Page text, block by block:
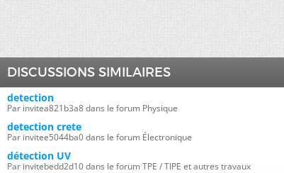
DISCUSSIONS SIMILAIRES
detection
Par invitea821b3a8 dans le forum Physique
detection crete
Par invitee5044ba0 dans le forum Électronique
détection UV
Par invitebedd2d10 dans le forum TPE / TIPE et autres travaux